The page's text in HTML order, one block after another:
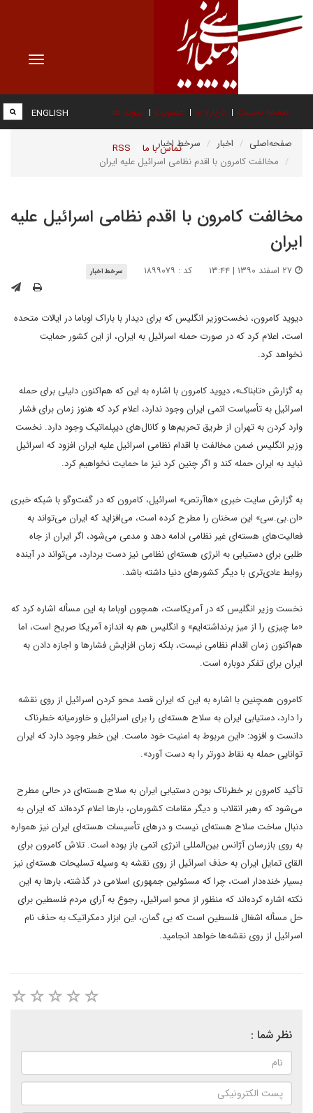
Toggle
صفحه نخست درباره ما عضویت پیوند ها
تماس با ما RSS
ENGLISH
صفحه‌اصلی اخبار
سرخط اخبار
مخالفت کامرون با اقدم نظامی اسرائیل علیه ایران
مخالفت کامرون با اقدم نظامی اسرائیل علیه
ایران
کد : ۱۸۹۹۰۷۹ سرخط اخبار
دیوید کامرون، نخست‌وزیر انگلیس که برای دیدار با باراک اوباما در ایالات متحده
است، اعلام کرد که در صورت حمله اسرائیل به ایران، از این کشور حمایت
نخواهد کرد.
به گزارش «تابناک»، دیوید کامرون با اشاره به این که هم‌اکنون دلیلی برای حمله
اسرائیل به تأسیاست اتمی ایران وجود ندارد، اعلام کرد که هنوز زمان برای فشار
وارد کردن به تهران از طریق تحریم‌ها و کانال‌های دیپلماتیک وجود دارد. نخست
وزیر انگلیس ضمن مخالفت با اقدام نظامی اسرائیل علیه ایران افزود که اسرائیل
نباید به ایران حمله کند و اگر چنین کرد نیز ما حمایت نخواهیم کرد.
به گزارش سایت خبری «هاآرتص» اسرائیل، کامرون که در گفت‌وگو با شبکه خبری
«ان.بی.سی» این سخنان را مطرح کرده است، می‌‌افزاید که ایران می‌تواند به
فعالیت‌های هسته‌ای غیر نظامی ادامه دهد و مدعی می‌شود، اگر ایران از جاه
طلبی برای دستیابی به انرژی هسته‌ای نظامی نیز دست بردارد، می‌تواند در آینده
روابط عادی‌تری با دیگر کشورهای دنیا داشته باشد.
نخست وزیر انگلیس که در آمریکاست، همچون اوباما به این مسأله اشاره کرد که
«ما چیزی را از میز برنداشته‌ایم» و انگلیس هم به اندازه آمریکا صریح است، اما
هم‌اکنون زمان اقدام نظامی نیست، بلکه زمان افزایش فشارها و اجازه دادن به
ایران برای تفکر دوباره است.
کامرون همچنین با اشاره به این که ایران قصد محو کردن اسرائیل از روی نقشه
را دارد، دستیابی ایران به سلاح هسته‌ای را برای اسرائیل و خاورمیانه خطرناک
دانست و افزود: «این مربوط به امنیت خود ماست. این خطر وجود دارد که ایران
توانایی حمله به نقاط دورتر را به دست آورد».
تأکید کامرون بر خطرناک بودن دستیابی ایران به سلاح هسته‌ای در حالی مطرح
می‌شود که رهبر انقلاب و دیگر مقامات کشورمان، بارها اعلام کرده‌اند که ایران به
دنبال ساخت سلاح هسته‌ای نیست و درهای تأسیسات هسته‌ای ایران نیز همواره
به روی بازرسان آژانس بین‌المللی انرژی اتمی باز بوده است. تلاش کامرون برای
القای تمایل ایران به حذف اسرائیل از روی نقشه به وسیله تسلیحات هسته‌ای نیز
بسیار خنده‌دار است، چرا که مسئولین جمهوری اسلامی در گذشته، بارها به این
نکته اشاره کرده‌اند که منظور از محو اسرائیل، رجوع به آرای مردم فلسطین برای
حل مسأله اشغال فلسطین است که بی گمان، این ابزار دمکراتیک به حذف نام
اسرائیل از روی نقشه‌ها خواهد انجامید.
نظر شما :